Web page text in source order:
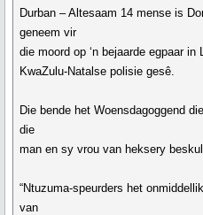
Durban – Altesaam 14 mense is
geneem vir
die moord op ‘n bejaarde egpaar
KwaZulu-Natalse polisie gesê.
Die bende het Woensdagoggend
die
man en sy vrou van heksery
“Ntuzuma-speurders het
van